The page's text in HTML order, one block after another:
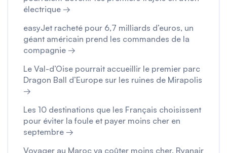
électrique →
easyJet racheté pour 6,7 milliards d’euros, un
géant américain prend les commandes de la
compagnie →
Le Val-d’Oise pourrait accueillir le premier parc
Dragon Ball d’Europe sur les ruines de Mirapolis
→
Les 10 destinations que les Français choisissent
pour éviter la foule et payer moins cher en
septembre →
Voyager au Maroc va coûter moins cher, Ryanair